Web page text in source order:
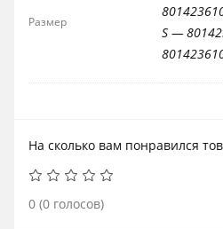
Размер
S —
На сколько вам понравился
0 (0 голосов)